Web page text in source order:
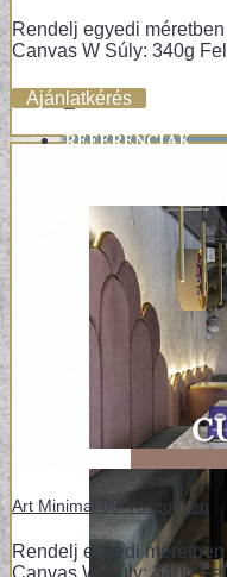
+
REFERENCIÁK
Rendelj egyedi
Canvas W Súly: 340g
Ajánlatkérés
Art Minimal 08-Vászonkép
Rendelj egyedi